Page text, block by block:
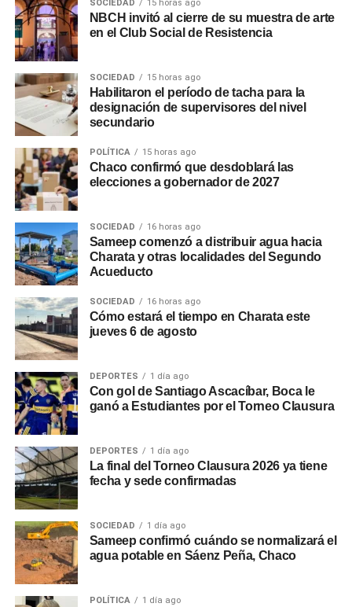
SOCIEDAD 15 horas ago
NBCH invitó al cierre de su muestra de arte
en el Club Social de Resistencia
SOCIEDAD 15 horas ago
Habilitaron el período de tacha para la
designación de supervisores del nivel
secundario
POLÍTICA 15 horas ago
Chaco confirmó que desdoblará las
elecciones a gobernador de 2027
SOCIEDAD 16 horas ago
Sameep comenzó a distribuir agua hacia
Charata y otras localidades del Segundo
Acueducto
SOCIEDAD 16 horas ago
Cómo estará el tiempo en Charata este
jueves 6 de agosto
DEPORTES 1 día ago
Con gol de Santiago Ascacíbar, Boca le
ganó a Estudiantes por el Torneo Clausura
DEPORTES 1 día ago
La final del Torneo Clausura 2026 ya tiene
fecha y sede confirmadas
SOCIEDAD 1 día ago
Sameep confirmó cuándo se normalizará el
agua potable en Sáenz Peña, Chaco
POLÍTICA 1 día ago